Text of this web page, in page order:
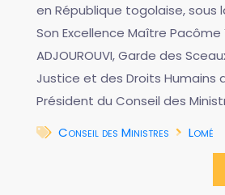
en République togolaise, sous
Son Excellence Maître Pacôme
ADJOUROUVI, Garde des
Justice et des Droits Humains
Président du Conseil des
Conseil des Ministres
Lomé